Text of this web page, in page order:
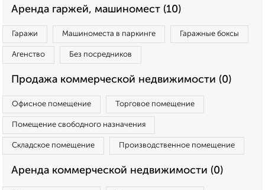
Аренда гаржей, машиномест (10)
Гаражи Машиноместа в паркинге Гаражные боксы
Агенство Без посредников
Продажа коммерческой недвижимости (0)
Офисное помещение Торговое помещение
Помещение свободного назначения
Складское помещение Производственное помещение
Аренда коммерческой недвижимости (0)